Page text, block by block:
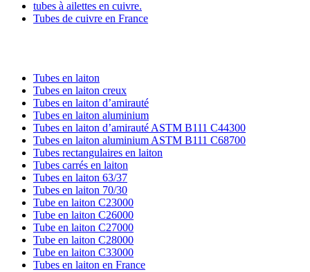
tubes à ailettes en cuivre.
Tubes de cuivre en France
Tubes en laiton
Tubes en laiton creux
Tubes en laiton d’amirauté
Tubes en laiton aluminium
Tubes en laiton d’amirauté ASTM B111 C44300
Tubes en laiton aluminium ASTM B111 C68700
Tubes rectangulaires en laiton
Tubes carrés en laiton
Tubes en laiton 63/37
Tubes en laiton 70/30
Tube en laiton C23000
Tube en laiton C26000
Tube en laiton C27000
Tube en laiton C28000
Tube en laiton C33000
Tubes en laiton en France